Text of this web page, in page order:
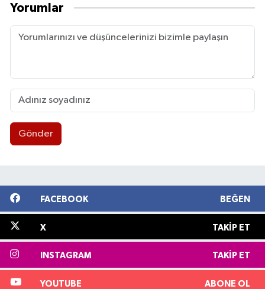
Yorumlar
Gönder
FACEBOOK BEĞEN
X TAKIP ET
INSTAGRAM TAKIP ET
YOUTUBE ABONE OL